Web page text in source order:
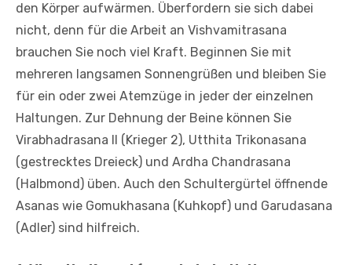
den Körper aufwärmen. Überfordern sie sich dabei
nicht, denn für die Arbeit an Vishvamitrasana
brauchen Sie noch viel Kraft. Beginnen Sie mit
mehreren langsamen Sonnengrüßen und bleiben Sie
für ein oder zwei Atemzüge in jeder der einzelnen
Haltungen. Zur Dehnung der Beine können Sie
Virabhadrasana II (Krieger 2), Utthita Trikonasana
(gestrecktes Dreieck) und Ardha Chandrasana
(Halbmond) üben. Auch den Schultergürtel öffnende
Asanas wie Gomukhasana (Kuhkopf) und Garudasana
(Adler) sind hilfreich.